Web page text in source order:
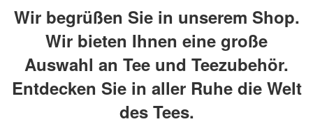
Wir begrüßen Sie in unserem Shop.
Wir bieten Ihnen eine große
Auswahl an Tee und Teezubehör.
Entdecken Sie in aller Ruhe die Welt
des Tees.